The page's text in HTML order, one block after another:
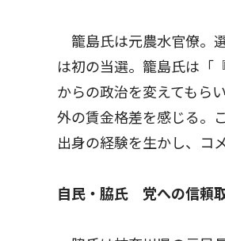
籠島氏は元農水官僚。
は初の当選。籠島氏は「
からの政治を変えてもら
外の賃金格差を感じる。
出身の経験を生かし、コ
自民・脇氏 党への信頼